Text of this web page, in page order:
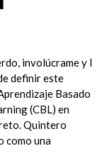
involúcrame y l
definir este
Basado
(CBL) en
Quintero
como una